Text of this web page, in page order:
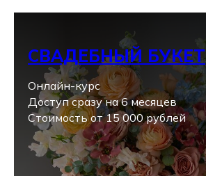
СВАДЕБНЫЙ БУКЕТ
Онлайн-курс
Доступ сразу на 6 месяцев
Стоимость от 15 000 рублей